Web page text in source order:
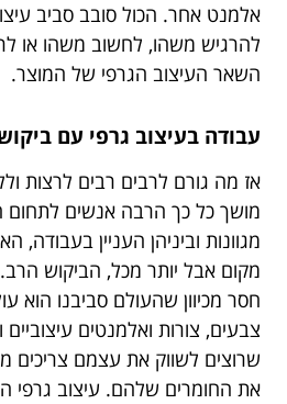
אלמנט אחר. הכול סובב סביב
להרגיש משהו, לחשוב משהו או
השאר העיצוב הגרפי של המוצר.
עבודה בעיצוב גרפי עם
אז מה גורם לרבים רבים לרצות
מושך כל כך הרבה אנשים לתחום
מגוונות וביניהן העניין
מקום אבל יותר מכל, הביקוש
חסר מכיוון שהעולם סביבנו הוא
צבעים, צורות ואלמנטים
שרוצים לשווק את עצמם צריכים
את החומרים שלהם. עיצוב גרפי